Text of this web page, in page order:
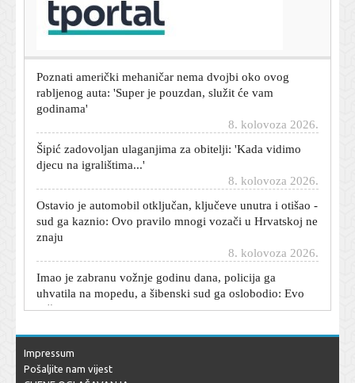
Poznati mehaničar oduševljen ovim rabljenim autom:
'Može trajati gotovo beskonačno'
rabljenog auta: 'Super je pouzdan, služit će vam
godinama'
Šipić zadovoljan ulaganjima za obitelji: 'Kada vidimo
djecu na igralištima...'
Ostavio je automobil otključan, ključeve unutra i otišao -
sud ga kaznio: Ovo pravilo mnogi vozači u Hrvatskoj ne
znaju
Imao je zabranu vožnje godinu dana, policija ga
uhvatila na mopedu, a šibenski sud ga oslobodio: Evo
zašto
8. kolovoza 2026.
Dnevni horoskop za 9. kolovoza 2026. - što vam
zvijezde danas donose
Impressum
Pošaljite nam vijest